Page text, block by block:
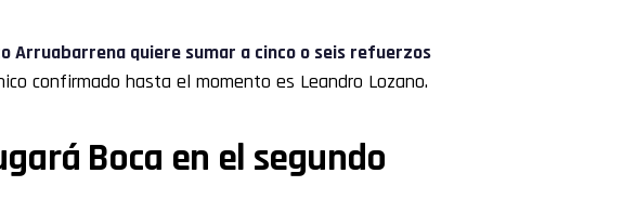
Arruabarrena quiere sumar a cinco o seis refuerzos
confirmado hasta el momento es Leandro Lozano.
Boca en el segundo